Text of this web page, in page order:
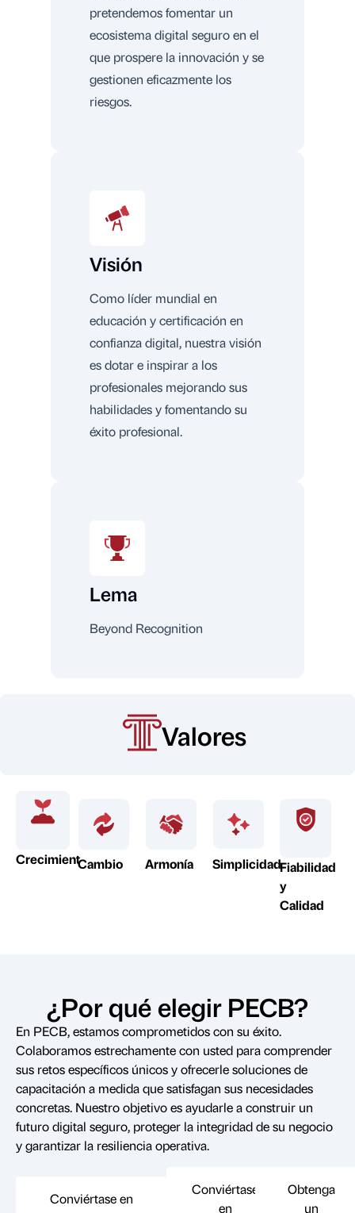
pretendemos fomentar un
ecosistema digital seguro en el
que prospere la innovación y se
gestionen eficazmente los
riesgos.
Visión
Como líder mundial en
educación y certificación en
confianza digital, nuestra visión
es dotar e inspirar a los
profesionales mejorando sus
habilidades y fomentando su
éxito profesional.
Lema
Beyond Recognition
Valores
CrecimientCambio Armonía SimplicidadFiabilidad
y
Calidad
¿Por qué elegir PECB?
En PECB, estamos comprometidos con su éxito.
Colaboramos estrechamente con usted para comprender
sus retos específicos únicos y ofrecerle soluciones de
capacitación a medida que satisfagan sus necesidades
concretas. Nuestro objetivo es ayudarle a construir un
futuro digital seguro, proteger la integridad de su negocio
y garantizar la resiliencia operativa.
Conviértase en
Conviértase
en
Obtenga
un